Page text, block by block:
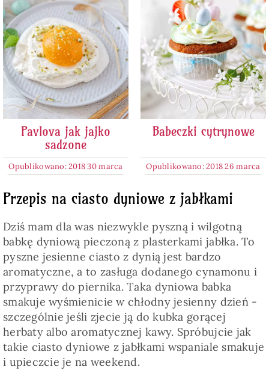
Pavlova jak jajko
sadzone
Opublikowano: 2018 30 marca
Babeczki cytrynowe
Opublikowano: 2018 26 marca
Przepis na ciasto dyniowe z jabłkami
Dziś mam dla was niezwykle pyszną i wilgotną
babkę dyniową pieczoną z plasterkami jabłka. To
pyszne jesienne ciasto z dynią jest bardzo
aromatyczne, a to zasługa dodanego cynamonu i
przyprawy do piernika. Taka dyniowa babka
smakuje wyśmienicie w chłodny jesienny dzień -
szczególnie jeśli zjecie ją do kubka gorącej
herbaty albo aromatycznej kawy. Spróbujcie jak
takie ciasto dyniowe z jabłkami wspaniale smakuje
i upieczcie je na weekend.